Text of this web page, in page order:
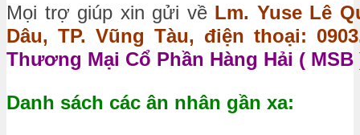
Mọi trợ giúp xin gửi về Lm. Yuse Lê
Dâu, TP. Vũng Tàu, điện thoại:
Thương Mại Cổ Phần Hàng Hải ( MSB
Danh sách các ân nhân gần xa: